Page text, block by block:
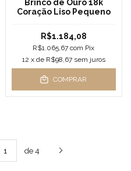
Brinco de Ouro 18k
Coração Liso Pequeno
R$1.184,08
R$1.065,67com Pix
12 x de R$98,67 sem juros
COMPRAR
de 4